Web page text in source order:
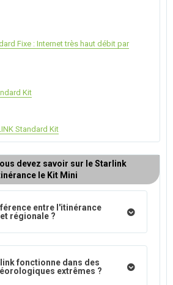
Fixe : Internet très haut débit par
Kit
Standard Kit
devez savoir sur le Starlink
le Kit Mini
entre l'itinérance
régionale ?
fonctionne dans des
extrêmes ?